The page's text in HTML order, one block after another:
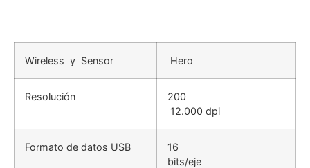
Wireless y Sensor Hero
Resolución
200
 12.000 dpi
Formato de datos USB
16
bits/eje